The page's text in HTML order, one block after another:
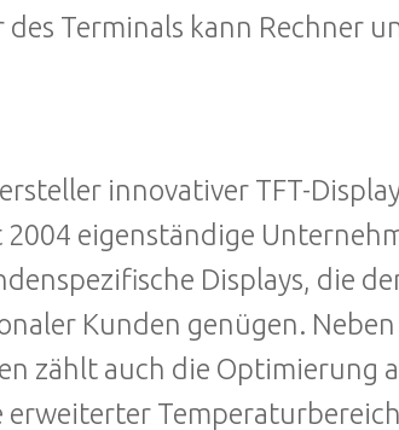
Terminals kann Rechner
innovativer TFT-
eigenständige
Displays, die
Kunden genügen.
zählt auch die Optimierung
Temperaturbereich,